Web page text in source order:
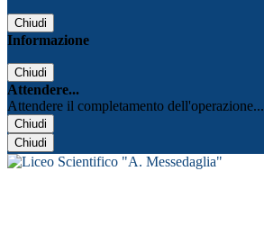
Chiudi
Informazione
Chiudi
Attendere...
Attendere il completamento dell'operazione...
Chiudi
Chiudi